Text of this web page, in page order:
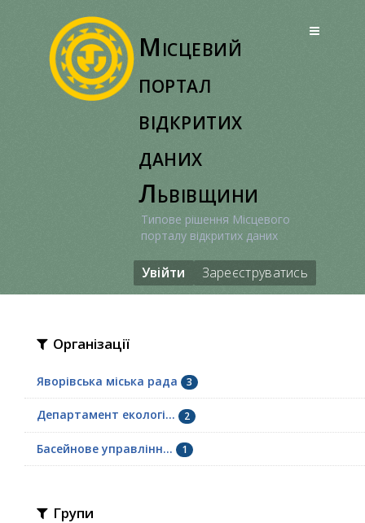
Місцевий
портал
відкритих
даних
Львівщини
Типове рішення Місцевого
порталу відкритих даних
Увійти Зареєструватись
Організації
Яворівська міська рада 3
Департамент екологі... 2
Басейнове управлінн... 1
Групи